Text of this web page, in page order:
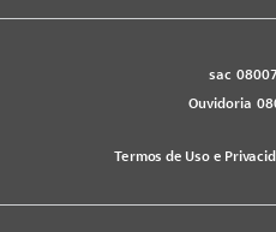
sac
Ouvidoria
Termos de Uso e